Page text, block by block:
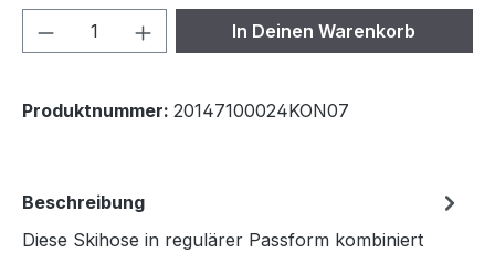
Produkt Anzahl: Gib denIn Deinen Warenkorb
Produktnummer: 20147100024KON07
Beschreibung
Diese Skihose in regulärer Passform kombiniert